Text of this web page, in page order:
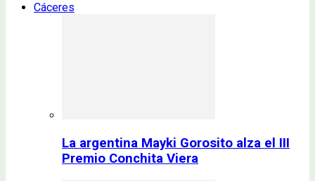
Cáceres
La argentina Mayki Gorosito alza el III
Premio Conchita Viera